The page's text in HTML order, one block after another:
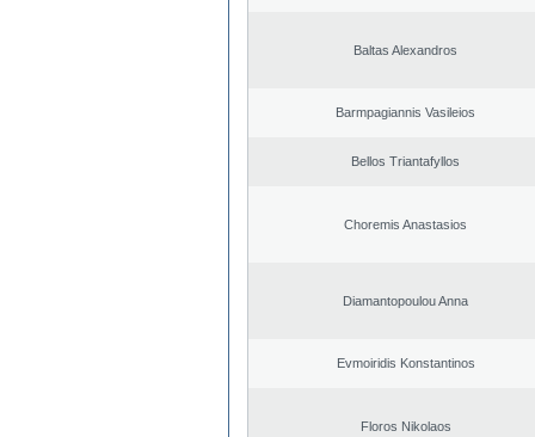
Baltas Alexandros
Barmpagiannis Vasileios
Bellos Triantafyllos
Choremis Anastasios
Diamantopoulou Anna
Evmoiridis Konstantinos
Floros Nikolaos